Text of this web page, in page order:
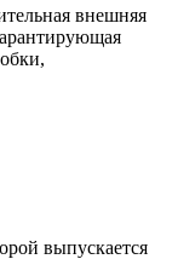
внешняя
выпускается